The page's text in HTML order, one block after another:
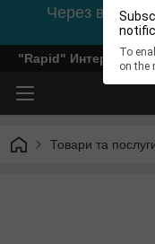
To
on the
Через
"Rapid" Интернет-
Товари та